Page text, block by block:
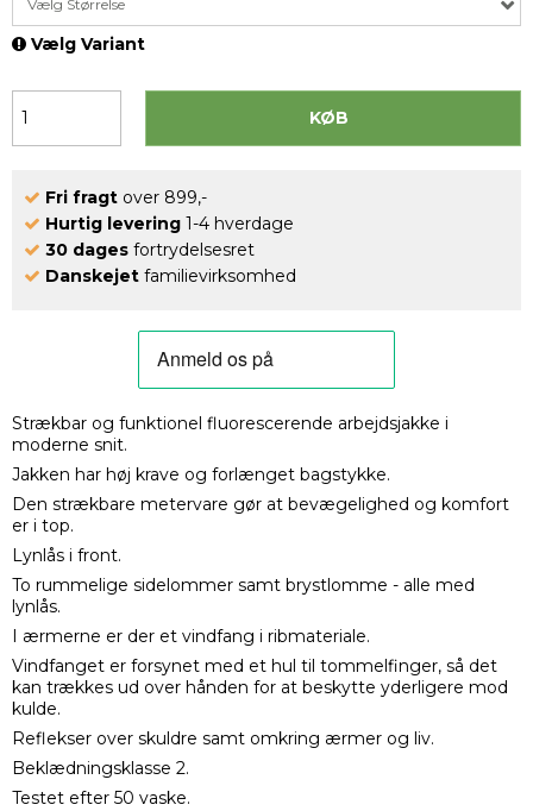
Vælg Størrelse
Vælg Variant
KØB
Fri fragt over 899,-
Hurtig levering 1-4 hverdage
30 dages fortrydelsesret
Danskejet familievirksomhed
Strækbar og funktionel fluorescerende arbejdsjakke i
moderne snit.
Jakken har høj krave og forlænget bagstykke.
Den strækbare metervare gør at bevægelighed og komfort
er i top.
Lynlås i front.
To rummelige sidelommer samt brystlomme - alle med
lynlås.
I ærmerne er der et vindfang i ribmateriale.
Vindfanget er forsynet med et hul til tommelfinger, så det
kan trækkes ud over hånden for at beskytte yderligere mod
kulde.
Reflekser over skuldre samt omkring ærmer og liv.
Beklædningsklasse 2.
Testet efter 50 vaske.